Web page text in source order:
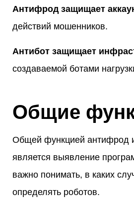
Антифрод защищает
действий мошенников.
Антибот защищает
создаваемой ботами
Общие
Общей функцией антифрод
является выявление
важно понимать, в каких
определять роботов.